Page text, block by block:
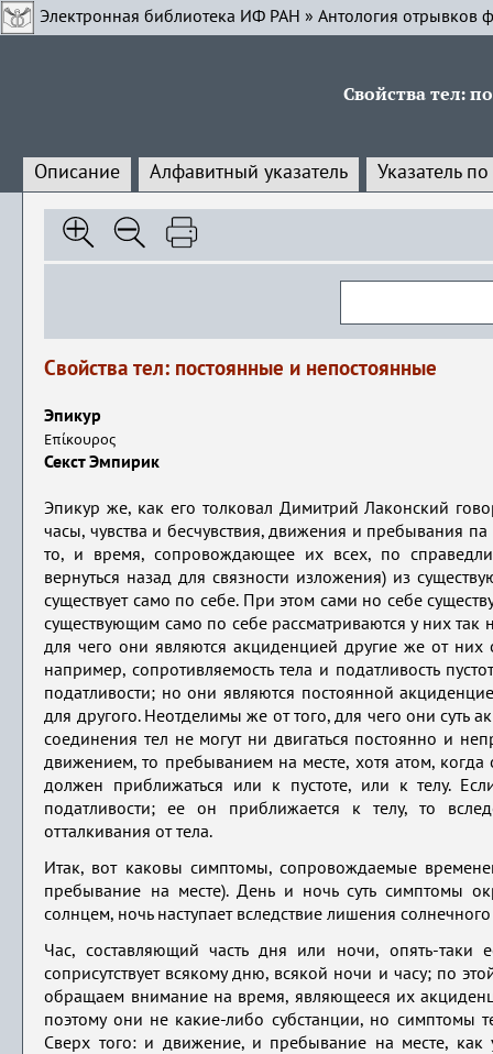
Электронная библиотека ИФ РАН » Антология отрывков
Свойства тел:
Описание Алфавитный указатель Указатель
Свойства тел: постоянные и непостоянные
Эпикур
Επίκουρος
Секст Эмпирик
Эпикур же, как его толковал Димитрий Лаконский
часы, чувства и бесчувствия, движения и пребывания
то, и время, сопровождающее их всех, по
вернуться назад для связности изложения) из
существует само по себе. При этом сами но себе
существующим само по себе рассматриваются у них
для чего они являются акциденцией другие же от них
например, сопротивляемость тела и податливость
податливости; но они являются постоянной
для другого. Неотделимы же от того, для чего они суть
соединения тел не могут ни двигаться постоянно и
движением, то пребыванием на месте, хотя атом,
должен приближаться или к пустоте, или к телу.
податливости; ее он приближается к телу, то
отталкивания от тела.
Итак, вот каковы симптомы, сопровождаемые
пребывание на месте). День и ночь суть симптомы
солнцем, ночь наступает вследствие лишения солнечного
Час, составляющий часть дня или ночи, опять-
соприсутствует всякому дню, всякой ночи и часу; по
обращаем внимание на время, являющееся их
поэтому они не какие-либо субстанции, но симптомы
Сверх того: и движение, и пребывание на месте,